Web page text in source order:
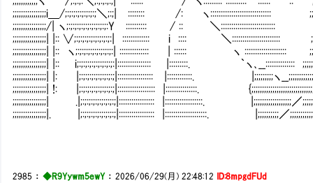
;;;;;;;;;;;;;;;;i＿/;:;:;:;:;:;:;:;＼;:;| :::::::: /: ヽ:::::::::::::::::::::::::::::
;;;;;;;;;;;;;;;;/| ヽ;:;:;:;:;:;:;:;:;:;:Y :::::::::: / :: ＼::::::::::::::::::::::::::
;;;;;;;;;;;;;;;;| |:: ∨;:;:;:;:;:;:;:;:;:| ::::::::::::: i :::: ＼:::::::::::::::::::::::
;;;;;;;;;;;;;;;;| |:: ヽ;:;:;:;:;:;:;:;:;:| :::::::::::::: | :::::: ヽ ::::::::::::::::::::
;;;;;;;;;;;;;;;;| |:: i;:;:;:;:;:;:;:;:;:|:::::::::::::::: |:::::::::. ｀ヽ､__::::::::::::::
;;;;;;;;;;;;;;;;| |: |;:;:;:;:;:;:;:;:;|::::::::::::::::: |::::::::::::. |;;;;;;;;;ヽ
;;;;;;;;;;;;;;;;| !: |;:;:;:;:;:;:;:;:;|:::::::::::::::::: |:::::::::::::::.
;;;;;;;;;;;;;;;;| .|;:;:;:;:;:;:;:;:;|::::::::::::::::: |::::::::::::::::::. |;;;;;;;;;;;;;;;;;;／
;;;;;;;;;;;;;;;;|. |;:;:;:;:;:;:;:;:;|::::::::::::::::: |::::::::::::::::::::. |;;;;;;;;;;／
2985 ：◆R9Yywm5ewY：2026/06/29(月) 22:48:12 ID:8mpgdFUd